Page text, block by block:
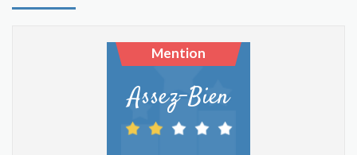
Mention
Assez-Bien